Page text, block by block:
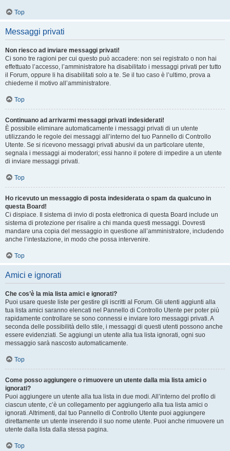
Top
Messaggi privati
Non riesco ad inviare messaggi privati!
Ci sono tre ragioni per cui questo può accadere: non sei registrato o non hai
effettuato l’accesso, l’amministratore ha disabilitato i messaggi privati per tutto
il Forum, oppure li ha disabilitati solo a te. Se il tuo caso è l’ultimo, prova a
chiederne il motivo all’amministratore.
Top
Continuano ad arrivarmi messaggi privati indesiderati!
È possibile eliminare automaticamente i messaggi privati ​​di un utente
utilizzando le regole dei messaggi all’interno del tuo Pannello di Controllo
Utente. Se si ricevono messaggi privati ​​abusivi da un particolare utente,
segnala i messaggi ai moderatori; essi hanno il potere di impedire a un utente
di inviare messaggi privati​​.
Top
Ho ricevuto un messaggio di posta indesiderata o spam da qualcuno in
questa Board!
Ci dispiace. Il sistema di invio di posta elettronica di questa Board include un
sistema di protezione per risalire a chi manda questi messaggi. Dovresti
mandare una copia del messaggio in questione all’amministratore, includendo
anche l’intestazione, in modo che possa intervenire.
Top
Amici e ignorati
Che cos’è la mia lista amici e ignorati?
Puoi usare queste liste per gestire gli iscritti al Forum. Gli utenti aggiunti alla
tua lista amici saranno elencati nel Pannello di Controllo Utente per poter più
rapidamente controllare se sono connessi e inviare loro messaggi privati. A
seconda delle possibilità dello stile, i messaggi di questi utenti possono anche
essere evidenziati. Se aggiungi un utente alla tua lista ignorati, ogni suo
messaggio sarà nascosto automaticamente.
Top
Come posso aggiungere o rimuovere un utente dalla mia lista amici o
ignorati?
Puoi aggiungere un utente alla tua lista in due modi. All’interno del profilo di
ciascun utente, c’è un collegamento per aggiungerlo alla tua lista amici o
ignorati. Altrimenti, dal tuo Pannello di Controllo Utente puoi aggiungere
direttamente un utente inserendo il suo nome utente. Puoi anche rimuovere un
utente dalla lista dalla stessa pagina.
Top